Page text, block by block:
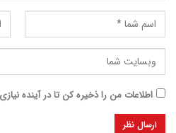
اطلاعات من را ذخیره کن تا در آینده